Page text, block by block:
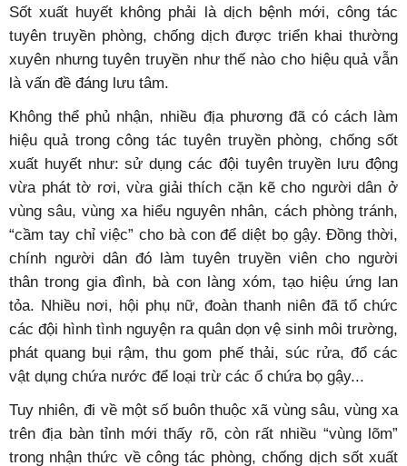
Sốt xuất huyết không phải là dịch bệnh mới, công tác
tuyên truyền phòng, chống dịch được triển khai thường
xuyên nhưng tuyên truyền như thế nào cho hiệu quả vẫn
là vấn đề đáng lưu tâm.
Không thể phủ nhận, nhiều địa phương đã có cách làm
hiệu quả trong công tác tuyên truyền phòng, chống sốt
xuất huyết như: sử dụng các đội tuyên truyền lưu động
vừa phát tờ rơi, vừa giải thích cặn kẽ cho người dân ở
vùng sâu, vùng xa hiểu nguyên nhân, cách phòng tránh,
“cầm tay chỉ việc” cho bà con để diệt bọ gậy. Đồng thời,
chính người dân đó làm tuyên truyền viên cho người
thân trong gia đình, bà con làng xóm, tạo hiệu ứng lan
tỏa. Nhiều nơi, hội phụ nữ, đoàn thanh niên đã tổ chức
các đội hình tình nguyện ra quân dọn vệ sinh môi trường,
phát quang bụi rậm, thu gom phế thải, súc rửa, đổ các
vật dụng chứa nước để loại trừ các ổ chứa bọ gậy...
Tuy nhiên, đi về một số buôn thuộc xã vùng sâu, vùng xa
trên địa bàn tỉnh mới thấy rõ, còn rất nhiều “vùng lõm”
trong nhận thức về công tác phòng, chống dịch sốt xuất